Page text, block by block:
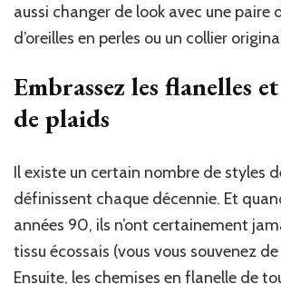
aussi changer de look avec une paire
d’oreilles en perles ou un collier
Embrassez les flanelles
de plaids
Il existe un certain nombre de styles
définissent chaque décennie. Et
années 90, ils n’ont certainement
tissu écossais (vous vous souvenez de
Ensuite, les chemises en flanelle de